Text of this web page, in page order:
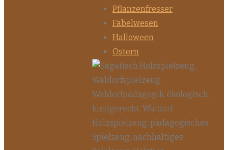
Pflanzenfresser
Fabelwesen
Halloween
Ostern